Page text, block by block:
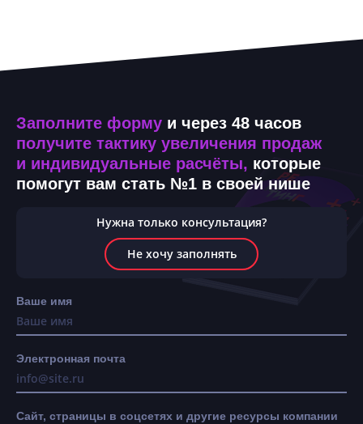
Заполните форму и через 48 часов
получите тактику увеличения продаж
и индивидуальные расчёты, которые
помогут вам стать №1 в своей нише
Нужна только консультация?
Не хочу заполнять
Ваше имя
Электронная почта
Сайт, страницы в соцсетях и другие ресурсы компании